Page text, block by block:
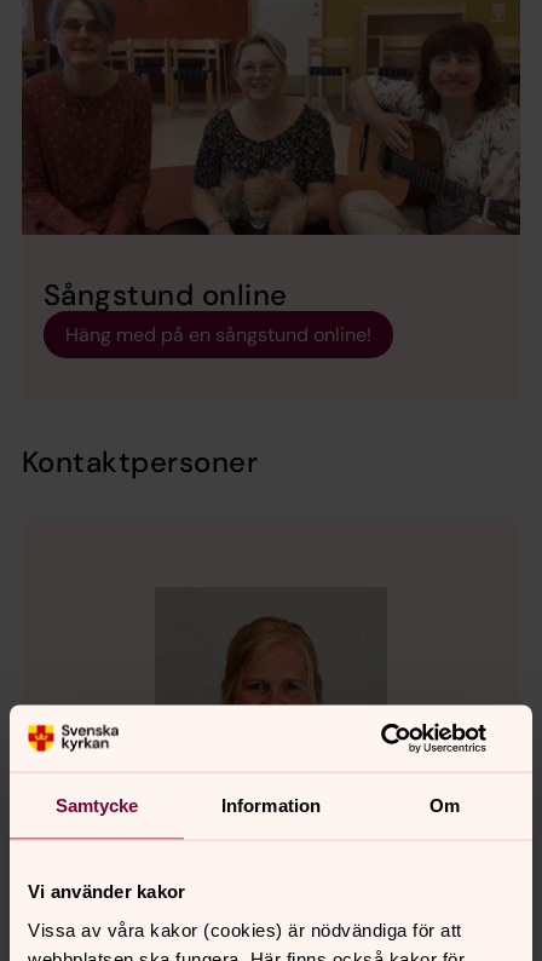
Samtycke Information Om
Vi använder kakor
Vissa av våra kakor (cookies) är nödvändiga för att
Sångstund online
Häng med på en sångstund online!
Kontaktpersoner